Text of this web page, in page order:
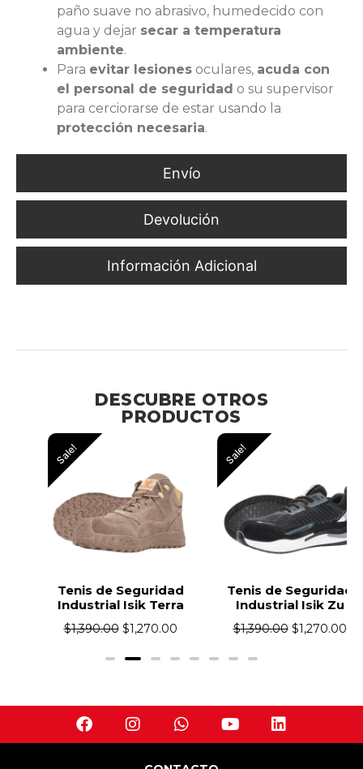
Envío
Devolución
Información Adicional
paño suave no abrasivo, humedecido con
agua y dejar secar a temperatura
ambiente.
Para evitar lesiones oculares, acuda con
el personal de seguridad o su supervisor
para cerciorarse de estar usando la
protección necesaria.
DESCUBRE OTROS
PRODUCTOS
Tenis de Seguridad
Industrial Isik Terra
1,390.00 $1,270.00
Tenis de Seguridad
Industrial Isik Zu
1,390.00 $1,270.00